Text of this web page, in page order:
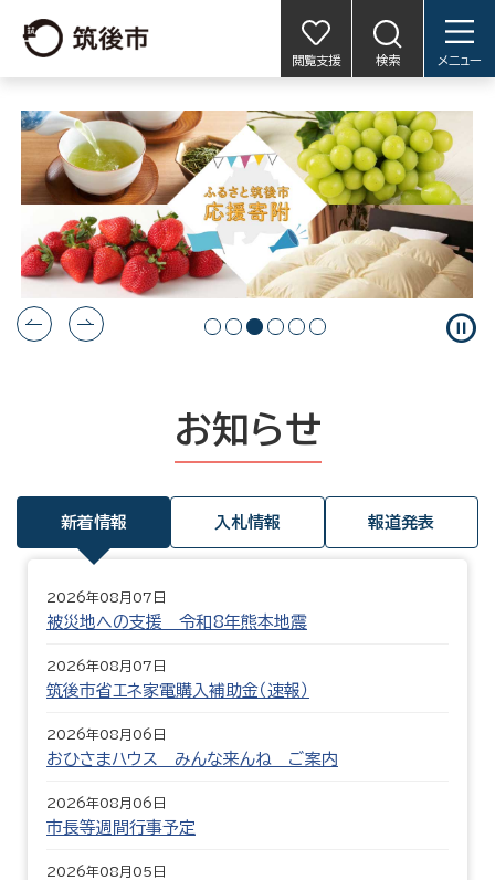
閲覧支援 検索 メニュー
pause_circle
お知らせ
新着情報 入札情報 報道発表
2026年08月07日
被災地への支援 令和8年熊本地震
2026年08月07日
筑後市省エネ家電購入補助金（速報）
2026年08月06日
おひさまハウス みんな来んね ご案内
2026年08月06日
市長等週間行事予定
2026年08月05日